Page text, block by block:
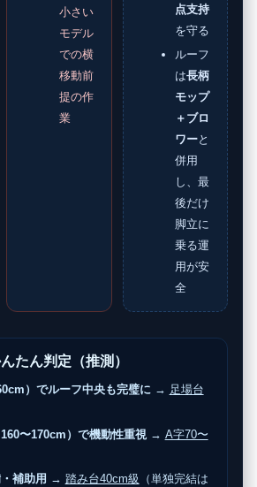
小さい
モデル
での横
移動前
提の作
業
点支持
を守る
ルーフ
は長柄
モップ
＋ブロ
ワーと
併用
し、最
後だけ
脚立に
乗る運
用が安
全
たん判定（推測）
）でルーフ中央も完璧に → 足場台
〜170cm）で機動性重視→ A字70〜
補助用 → 踏み台40cm級
（単独完結は